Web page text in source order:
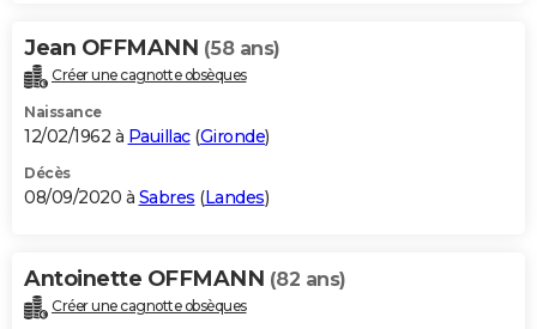
Jean OFFMANN (58 ans)
Créer une cagnotte obsèques
Naissance
12/02/1962 à Pauillac(Gironde)
Décès
08/09/2020 à Sabres (Landes)
Antoinette OFFMANN (82 ans)
Créer une cagnotte obsèques